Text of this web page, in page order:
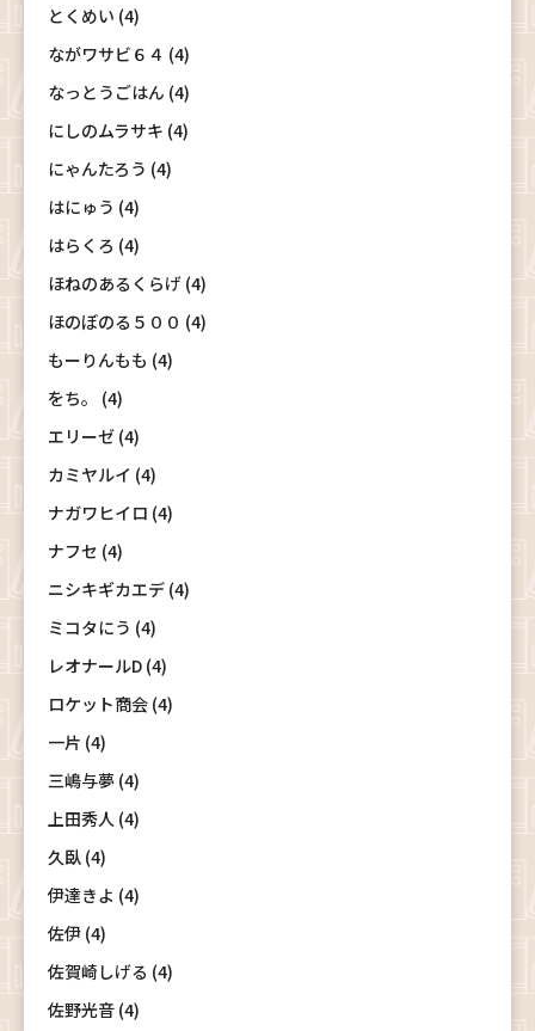
とくめい (4)
ながワサビ６４ (4)
なっとうごはん (4)
にしのムラサキ (4)
にゃんたろう (4)
はにゅう (4)
はらくろ (4)
ほねのあるくらげ (4)
ほのぼのる５００ (4)
もーりんもも (4)
をち。 (4)
エリーゼ (4)
カミヤルイ (4)
ナガワヒイロ (4)
ナフセ (4)
ニシキギカエデ (4)
ミコタにう (4)
レオナールD (4)
ロケット商会 (4)
一片 (4)
三嶋与夢 (4)
上田秀人 (4)
久臥 (4)
伊達きよ (4)
佐伊 (4)
佐賀崎しげる (4)
佐野光音 (4)